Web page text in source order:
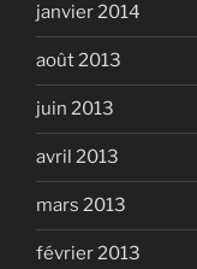
janvier 2014
août 2013
juin 2013
avril 2013
mars 2013
février 2013